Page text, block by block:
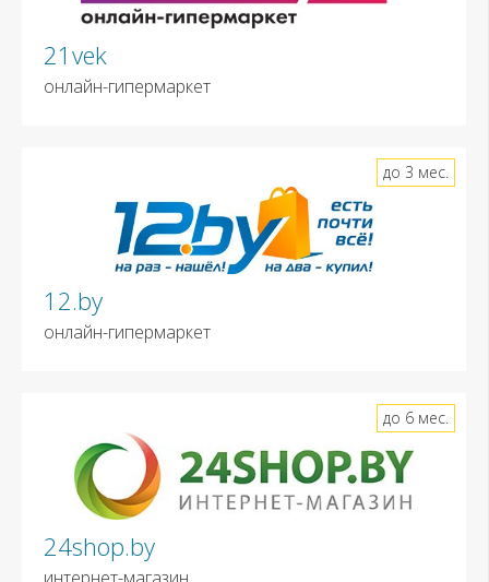
21vek
онлайн-гипермаркет
12.by
онлайн-гипермаркет
до 3 мес.
24shop.by
до 6 мес.